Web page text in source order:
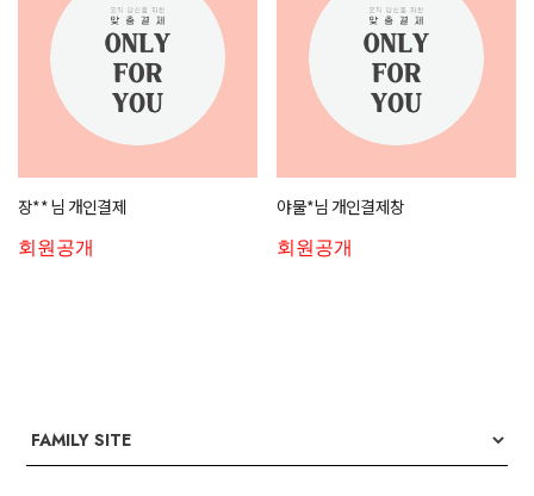
장** 님 개인결제
회원공개
야물*님 개인결제창
회원공개